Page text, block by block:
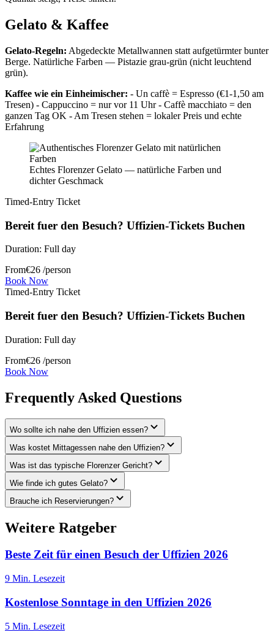
Gelato & Kaffee
Gelato-Regeln: Abgedeckte Metallwannen statt aufgetürmter bunter
Berge. Natürliche Farben — Pistazie grau-grün (nicht leuchtend
grün).
Kaffee wie ein Einheimischer: - Un caffè = Espresso (€1-1,50 am
Tresen) - Cappuccino = nur vor 11 Uhr - Caffè macchiato = den
ganzen Tag OK - Am Tresen stehen = lokaler Preis und echte
Erfahrung
Echtes Florenzer Gelato — natürliche Farben und
dichter Geschmack
Timed-Entry Ticket
Bereit fuer den Besuch? Uffizien-Tickets Buchen
Duration: Full day
From€26 /person
Book Now
Timed-Entry Ticket
Bereit fuer den Besuch? Uffizien-Tickets Buchen
Duration: Full day
From€26 /person
Book Now
Frequently Asked Questions
Wo sollte ich nahe den Uffizien essen?
Was kostet Mittagessen nahe den Uffizien?
Was ist das typische Florenzer Gericht?
Wie finde ich gutes Gelato?
Brauche ich Reservierungen?
Weitere Ratgeber
Beste Zeit für einen Besuch der Uffizien 2026
9 Min. Lesezeit
Kostenlose Sonntage in den Uffizien 2026
5 Min. Lesezeit